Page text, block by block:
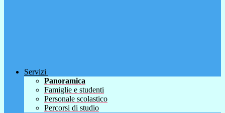
Servizi
Panoramica
Famiglie e studenti
Personale scolastico
Percorsi di studio